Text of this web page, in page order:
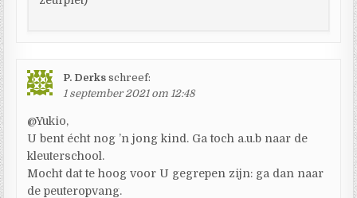
P. Derks schreef:
1 september 2021 om 12:48
@Yukio,
U bent écht nog ’n jong kind. Ga toch a.u.b naar de
kleuterschool.
Mocht dat te hoog voor U gegrepen zijn: ga dan naar
de peuteropvang.